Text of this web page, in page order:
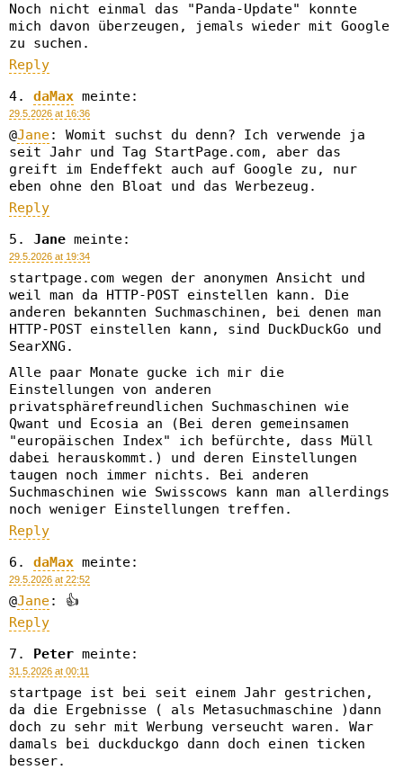
Noch nicht einmal das "Panda-Update" konnte
mich davon überzeugen, jemals wieder mit Google
zu suchen.
Reply
daMax meinte:
29.5.2026 at 16:36
@Jane: Womit suchst du denn? Ich verwende ja
seit Jahr und Tag StartPage.com, aber das
greift im Endeffekt auch auf Google zu, nur
eben ohne den Bloat und das Werbezeug.
Reply
Jane meinte:
29.5.2026 at 19:34
startpage.com wegen der anonymen Ansicht und
weil man da HTTP-POST einstellen kann. Die
anderen bekannten Suchmaschinen, bei denen man
HTTP-POST einstellen kann, sind DuckDuckGo und
SearXNG.
Alle paar Monate gucke ich mir die
Einstellungen von anderen
privatsphärefreundlichen Suchmaschinen wie
Qwant und Ecosia an (Bei deren gemeinsamen
"europäischen Index" ich befürchte, dass Müll
dabei herauskommt.) und deren Einstellungen
taugen noch immer nichts. Bei anderen
Suchmaschinen wie Swisscows kann man allerdings
noch weniger Einstellungen treffen.
Reply
daMax meinte:
29.5.2026 at 22:52
@Jane: 👍
Reply
Peter meinte:
31.5.2026 at 00:11
startpage ist bei seit einem Jahr gestrichen,
da die Ergebnisse ( als Metasuchmaschine )dann
doch zu sehr mit Werbung verseucht waren. War
damals bei duckduckgo dann doch einen ticken
besser.